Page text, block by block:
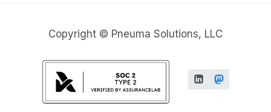
Copyright © Pneuma Solutions, LLC